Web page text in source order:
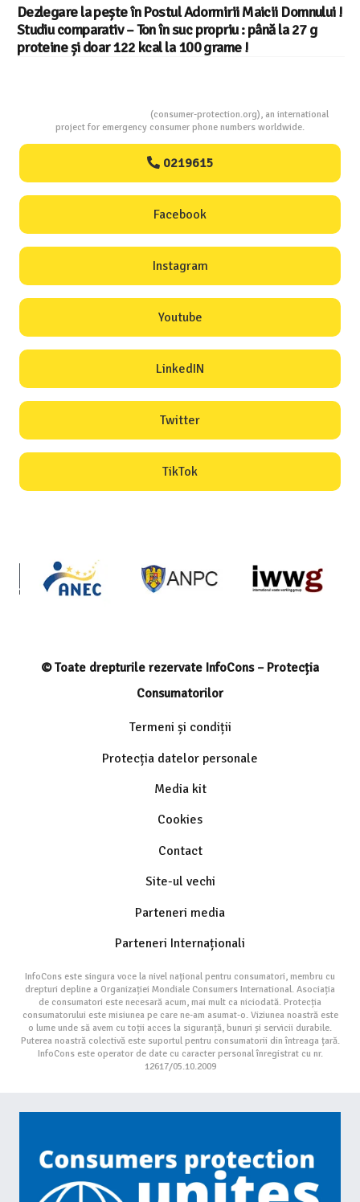
Dezlegare la pește în Postul Adormirii Maicii Domnului !
Studiu comparativ – Ton în suc propriu : până la 27 g
proteine și doar 122 kcal la 100 grame !
(consumer-protection.org), an international
project for emergency consumer phone numbers worldwide.
0219615
Facebook
Instagram
Youtube
LinkedIN
Twitter
TikTok
© Toate drepturile rezervate InfoCons – Protecția
Consumatorilor
Termeni și condiții
Protecția datelor personale
Media kit
Cookies
Contact
Site-ul vechi
Parteneri media
Parteneri Internaționali
InfoCons este singura voce la nivel național pentru consumatori, membru cu
drepturi depline a Organizației Mondiale Consumers International. Asociația
de consumatori este necesară acum, mai mult ca niciodată. Protecția
consumatorului este misiunea pe care ne-am asumat-o. Viziunea noastră este
o lume unde să avem cu toții acces la siguranță, bunuri și servicii durabile.
Puterea noastră colectivă este suportul pentru consumatorii din întreaga țară.
InfoCons este operator de date cu caracter personal înregistrat cu nr.
12617/05.10.2009